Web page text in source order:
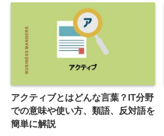
アクティブとはどんな言葉？IT分野
での意味や使い方、類語、反対語を
簡単に解説